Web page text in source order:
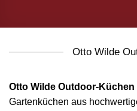
Otto Wilde
Otto Wilde Outdoor-Küchen
Gartenküchen aus